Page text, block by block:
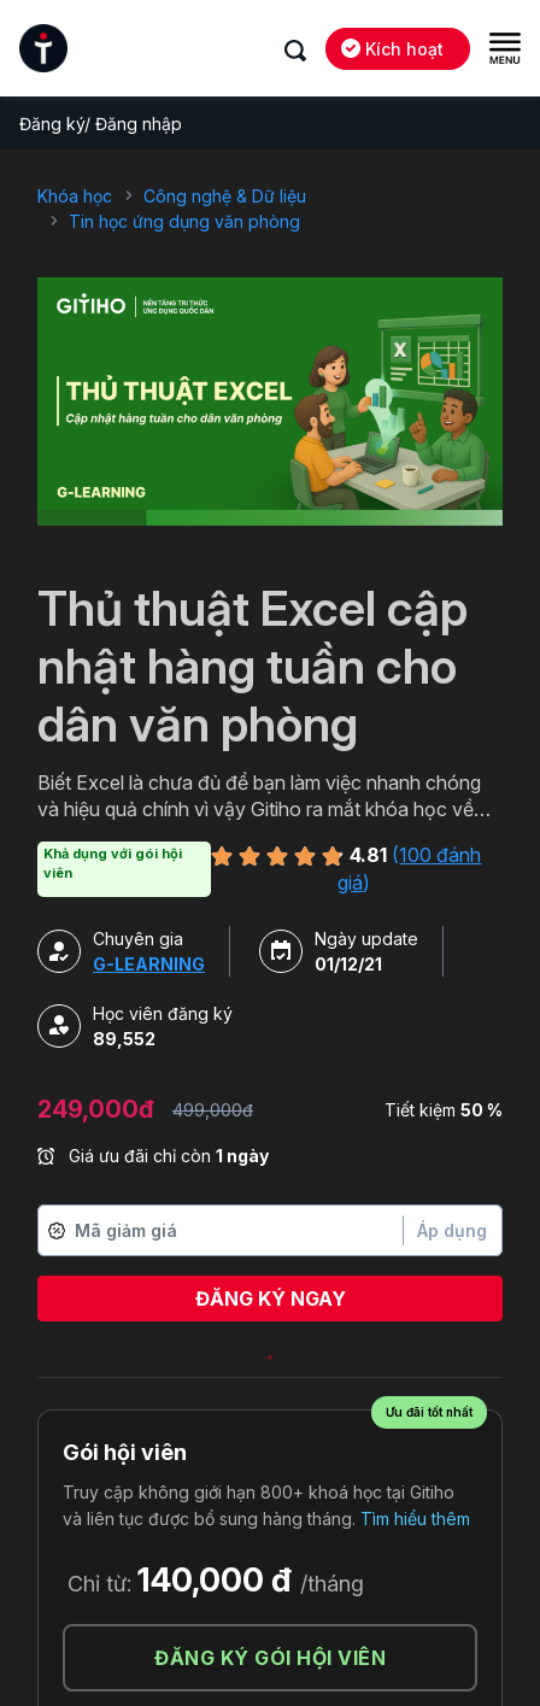
Kích hoạt
Đăng ký/ Đăng nhập
Khóa học
Công nghệ & Dữ liệu
Tin học ứng dụng văn phòng
Thủ thuật Excel cập
nhật hàng tuần cho
dân văn phòng
Biết Excel là chưa đủ để bạn làm việc nhanh chóng
và hiệu quả chính vì vậy Gitiho ra mắt khóa học về
văn phòng sẽ tự tin thao tác về những hàm, công cụ
trong Excel và ứng dụng để giải quyết công việc một
Khả dụng với gói hội
viên
4.81 (100 đánh
giá)
Chuyên gia
G-LEARNING
Ngày update
01/12/21
Học viên đăng ký
89,552
249,000đ 499,000đ Tiết kiệm 50 %
Giá ưu đãi chỉ còn 1 ngày
Áp dụng
ĐĂNG KÝ NGAY
Ưu đãi tốt nhất
Gói hội viên
Truy cập không giới hạn 800+ khoá học tại Gitiho
và liên tục được bổ sung hàng tháng. Tìm hiểu thêm
Chỉ từ: 140,000 đ /tháng
ĐĂNG KÝ GÓI HỘI VIÊN